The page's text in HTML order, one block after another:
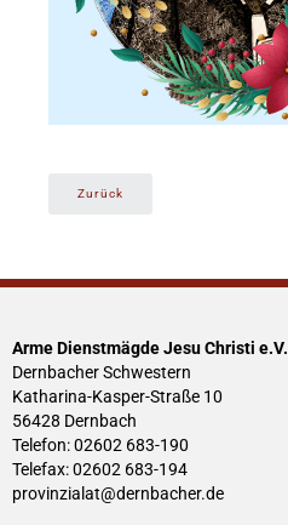
Zurück
Arme Dienstmägde Jesu Christi e.V.
Dernbacher Schwestern
Katharina-Kasper-Straße 10
56428 Dernbach
Telefon: 02602 683-190
Telefax: 02602 683-194
provinzialat@dernbacher.de